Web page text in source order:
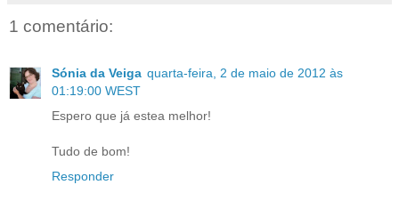
1 comentário:
Sónia da Veiga quarta-feira, 2 de maio de 2012 às
01:19:00 WEST
Espero que já estea melhor!
Tudo de bom!
Responder